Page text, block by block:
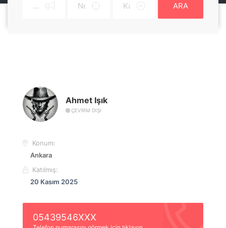
ARA
Ahmet Işık
ÇEVRIM DIŞI
Konum:
Ankara
Katılmış:
20 Kasım 2025
05439546XXX